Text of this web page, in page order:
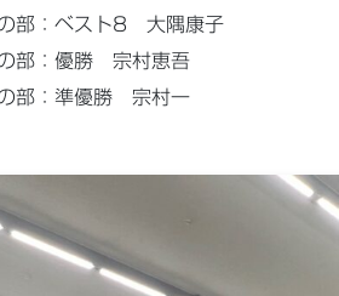
部：ベスト8 大隅康子
部：優勝 宗村恵吾
部：準優勝 宗村一